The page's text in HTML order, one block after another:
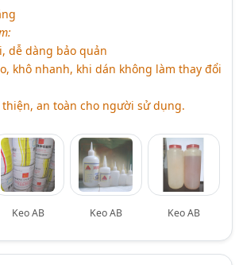
dễ dàng bảo quản
khô nhanh, khi dán không làm thay đổi
an toàn cho người sử dụng.
Keo AB Keo AB Keo AB